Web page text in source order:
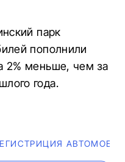
парк
пополнили
2% меньше, чем за
года.